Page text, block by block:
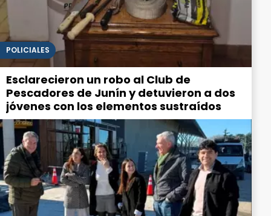
POLICIALES
Esclarecieron un robo al Club de
Pescadores de Junín y detuvieron a dos
jóvenes con los elementos sustraídos